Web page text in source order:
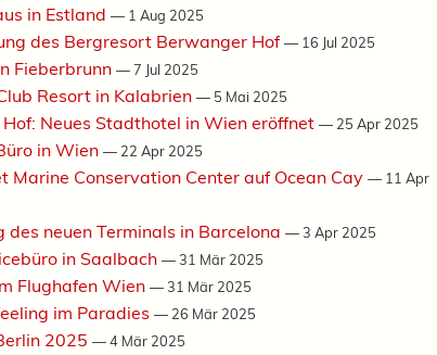
in Estland — 1 Aug 2025
des Bergresort Berwanger Hof— 16 Jul 2025
Fieberbrunn —7 Jul 2025
Resort in Kalabrien — 5 Mai 2025
Neues Stadthotel in Wien eröffnet — 25 Apr 2025
in Wien — 22 Apr 2025
Marine Conservation Center auf Ocean Cay — 11 Apr
des neuen Terminals in Barcelona —3 Apr 2025
in Saalbach —31 Mär 2025
Flughafen Wien —31 Mär 2025
im Paradies — 26 Mär 2025
2025 —4 Mär 2025